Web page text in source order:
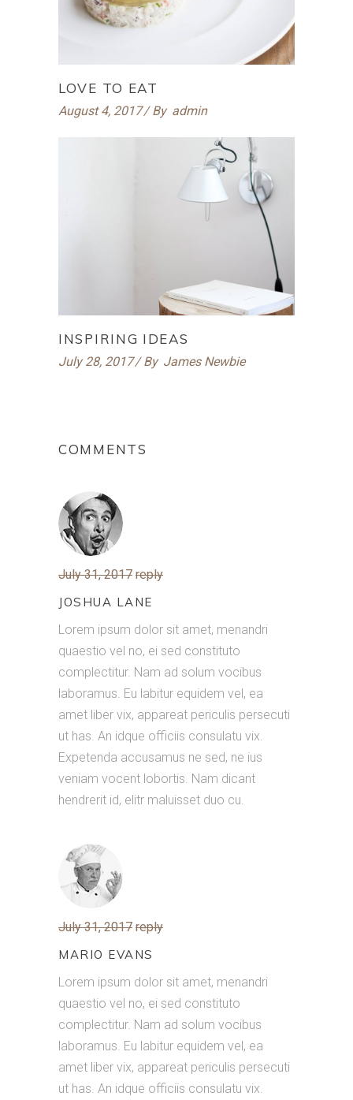
LOVE TO EAT
August 4, 2017 By admin
INSPIRING IDEAS
July 28, 2017 By James Newbie
COMMENTS
July 31, 2017 reply
JOSHUA LANE
Lorem ipsum dolor sit amet, menandri
quaestio vel no, ei sed constituto
complectitur. Nam ad solum vocibus
laboramus. Eu labitur equidem vel, ea
amet liber vix, appareat periculis persecuti
ut has. An idque officiis consulatu vix.
Expetenda accusamus ne sed, ne ius
veniam vocent lobortis. Nam dicant
hendrerit id, elitr maluisset duo cu.
July 31, 2017 reply
MARIO EVANS
Lorem ipsum dolor sit amet, menandri
quaestio vel no, ei sed constituto
complectitur. Nam ad solum vocibus
laboramus. Eu labitur equidem vel, ea
amet liber vix, appareat periculis persecuti
ut has. An idque officiis consulatu vix.